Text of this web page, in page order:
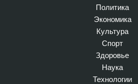
Политика
Экономика
Культура
Спорт
Здоровье
Наука
Технологии